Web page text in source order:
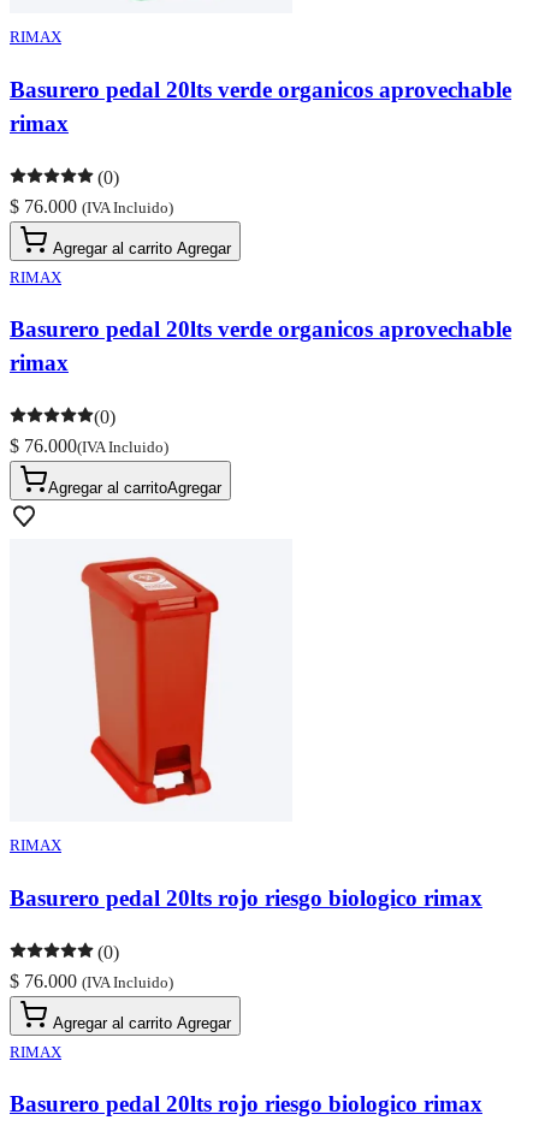
RIMAX
Basurero pedal 20lts verde organicos aprovechable
rimax
(0)
$ 76.000 (IVA Incluido)
Agregar al carrito Agregar
RIMAX
Basurero pedal 20lts verde organicos aprovechable
rimax
(0)
$ 76.000(IVA Incluido)
Agregar al carritoAgregar
RIMAX
Basurero pedal 20lts rojo riesgo biologico rimax
(0)
$ 76.000 (IVA Incluido)
Agregar al carrito Agregar
RIMAX
Basurero pedal 20lts rojo riesgo biologico rimax